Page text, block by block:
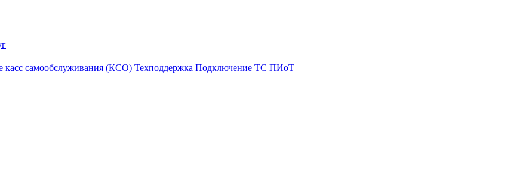
касс самообслуживания (КСО) Техподдержка Подключение ТС ПИоТ